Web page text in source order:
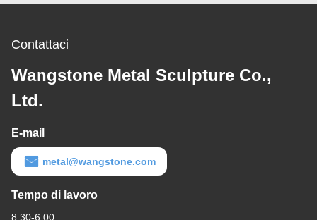
Contattaci
Wangstone Metal Sculpture Co.,
Ltd.
E-mail
metal@wangstone.com
Tempo di lavoro
8:30-6:00